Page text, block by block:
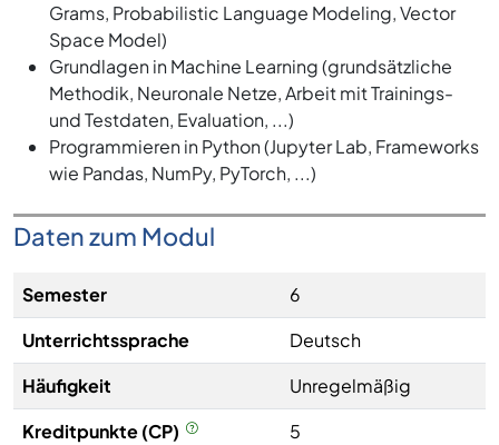
Grams, Probabilistic Language Modeling, Vector
Space Model)
Grundlagen in Machine Learning (grundsätzliche
Methodik, Neuronale Netze, Arbeit mit Trainings-
und Testdaten, Evaluation, ...)
Programmieren in Python (Jupyter Lab, Frameworks
wie Pandas, NumPy, PyTorch, ...)
Daten zum Modul
Semester
6
Unterrichtssprache
Deutsch
Häufigkeit
Unregelmäßig
Kreditpunkte (CP)
5